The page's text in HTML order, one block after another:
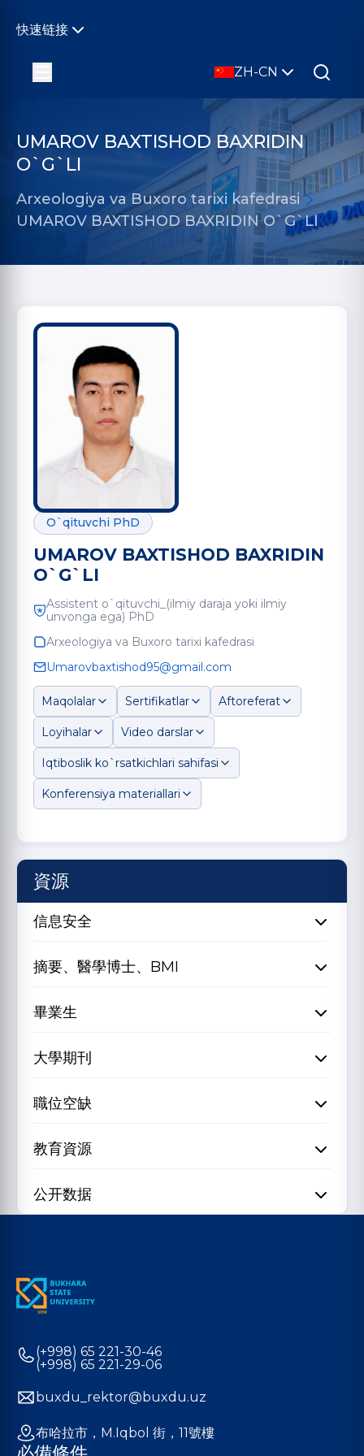
快速链接
ZH-CN
UMAROV BAXTISHOD BAXRIDIN
O`G`LI
Arxeologiya va Buxoro tarixi kafedrasi
UMAROV BAXTISHOD BAXRIDIN O`G`LI
O`qituvchi PhD
UMAROV BAXTISHOD BAXRIDIN
O`G`LI
Assistent o`qituvchi_(ilmiy daraja yoki ilmiy
unvonga ega) PhD
Arxeologiya va Buxoro tarixi kafedrasi
Umarovbaxtishod95@gmail.com
Maqolalar Sertifikatlar Aftoreferat
Loyihalar Video darslar
Iqtiboslik ko`rsatkichlari sahifasi
Konferensiya materiallari
資源
信息安全
摘要、醫學博士、BMI
畢業生
大學期刊
職位空缺
教育資源
公开数据
(+998) 65 221-30-46
(+998) 65 221-29-06
buxdu_rektor@buxdu.uz
布哈拉市，M.Iqbol 街，11號樓